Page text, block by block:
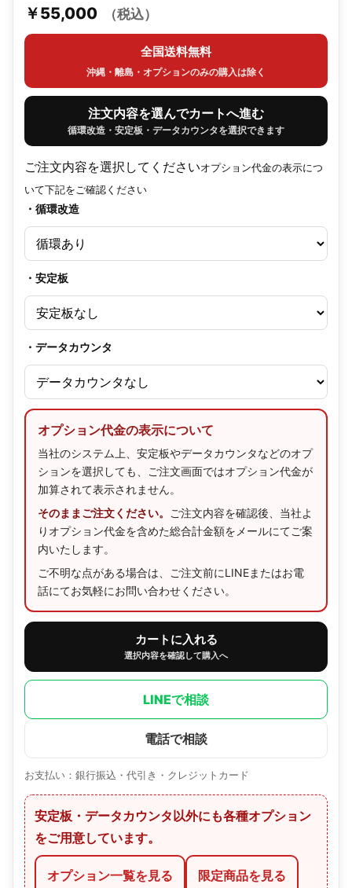
￥55,000 （税込）
全国送料無料
沖縄・離島・オプションのみの購入は除く
注文内容を選んでカートへ進む
循環改造・安定板・データカウンタを選択できます
ご注文内容を選択してくださいオプション代金の表示につ
いて下記をご確認ください
・循環改造
・安定板
・データカウンタ
オプション代金の表示について
当社のシステム上、安定板やデータカウンタなどのオプ
ションを選択しても、ご注文画面ではオプション代金が
加算されて表示されません。
そのままご注文ください。
ご注文内容を確認後、当社よ
りオプション代金を含めた総合計金額をメールにてご案
内いたします。
ご不明な点がある場合は、ご注文前にLINEまたはお電
話にてお気軽にお問い合わせください。
カートに入れる
選択内容を確認して購入へ
LINEで相談
電話で相談
お支払い：銀行振込・代引き・クレジットカード
安定板・データカウンタ以外にも各種オプション
をご用意しています。
オプション一覧を見る 限定商品を見る